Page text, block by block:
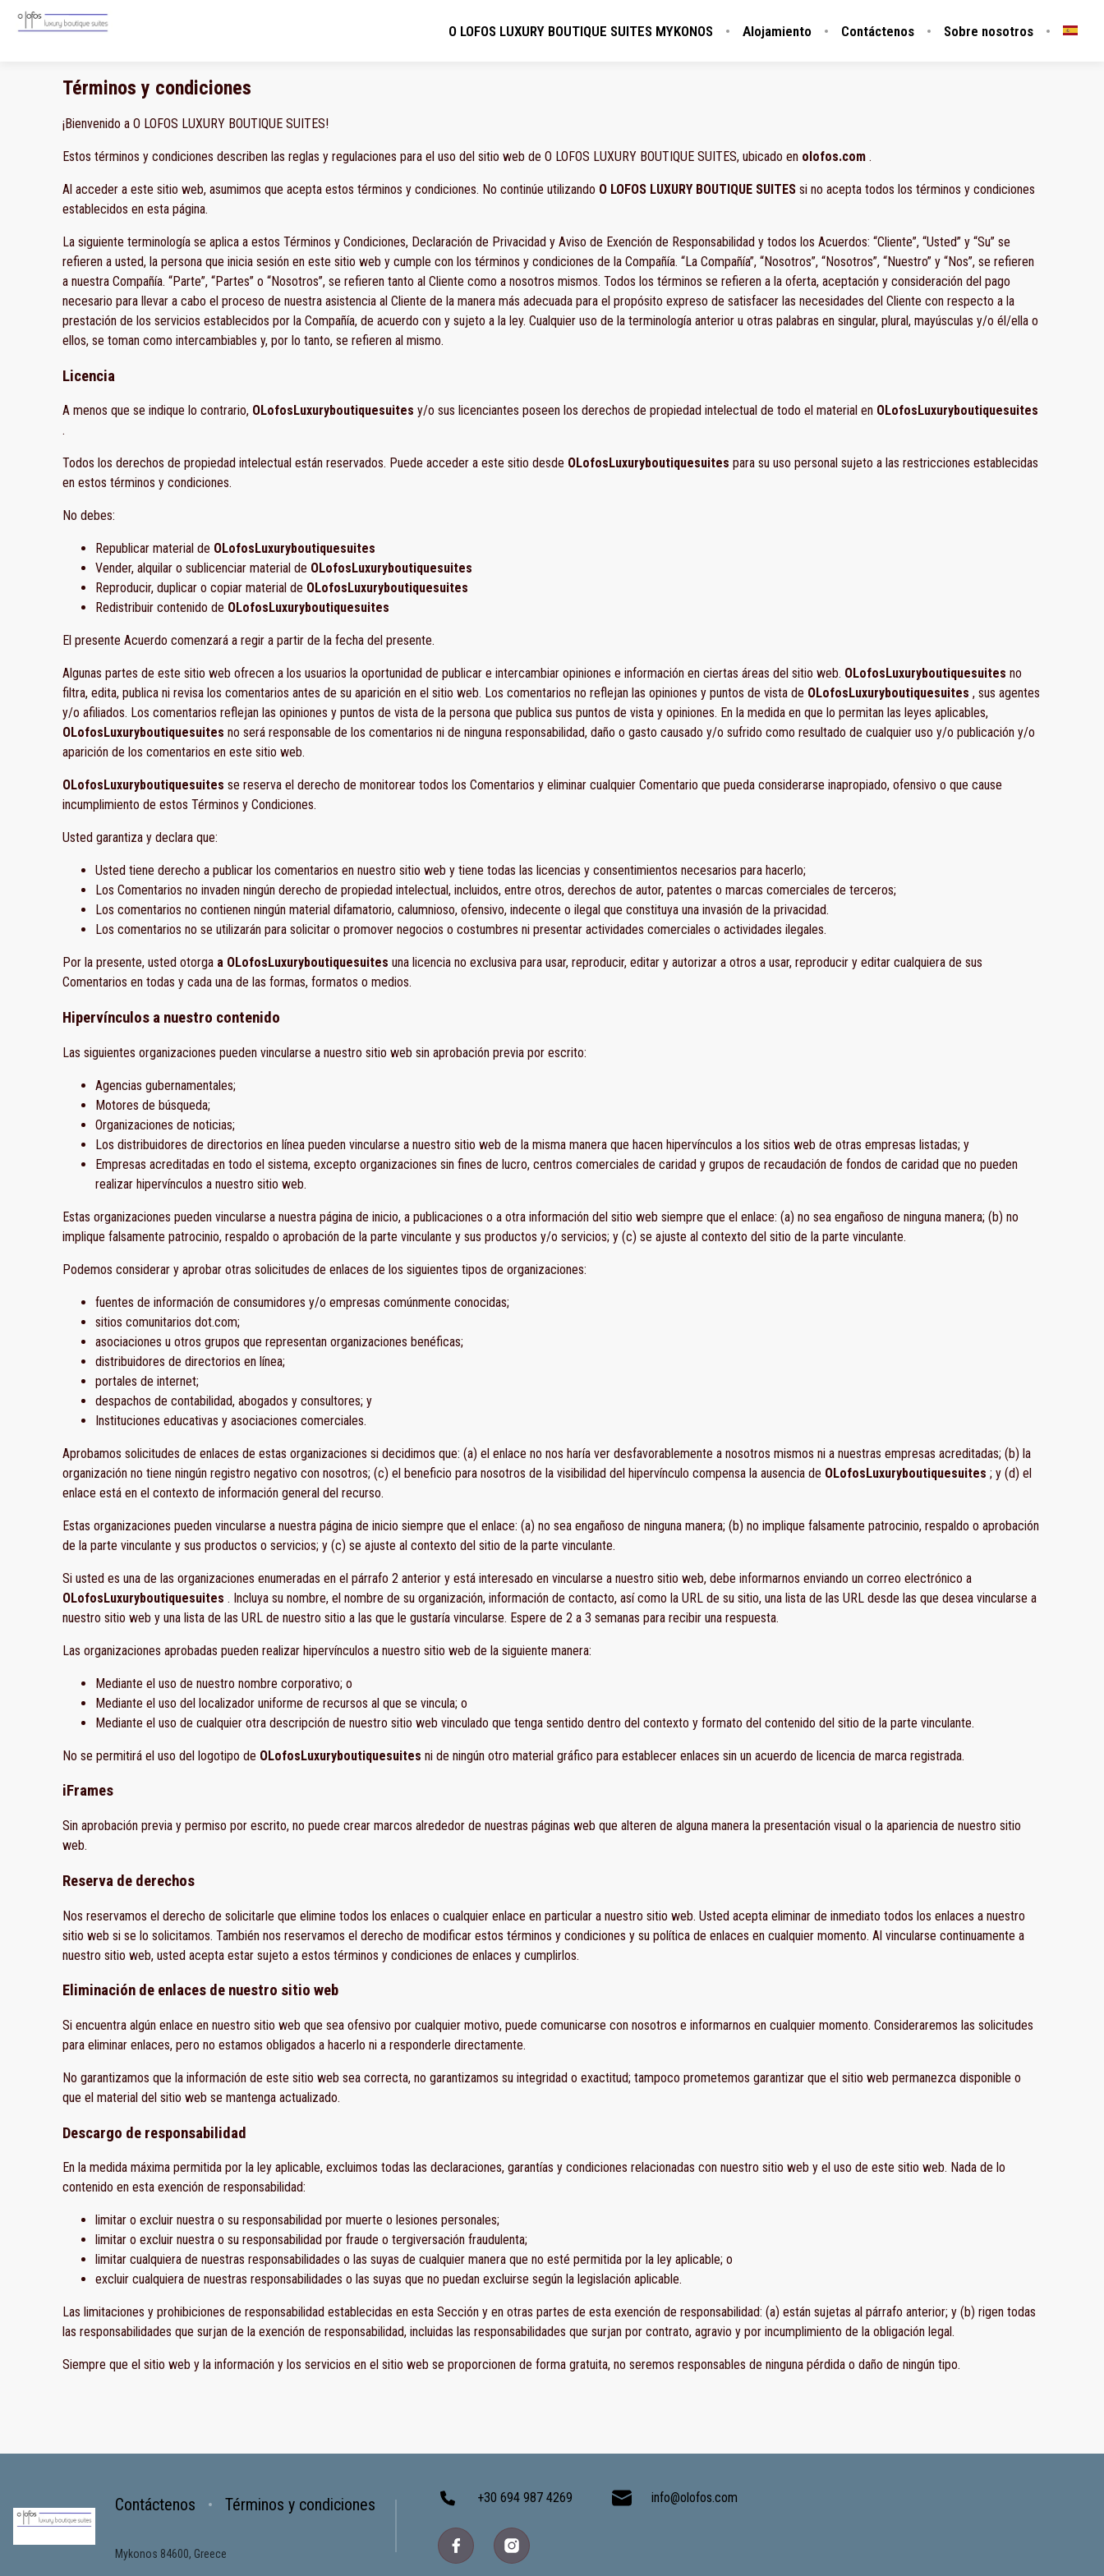
O LOFOS LUXURY BOUTIQUE SUITES MYKONOS Alojamiento Contáctenos Sobre nosotros
Términos y condiciones
¡Bienvenido a O LOFOS LUXURY BOUTIQUE SUITES!
Estos términos y condiciones describen las reglas y regulaciones para el uso del sitio web de O LOFOS LUXURY BOUTIQUE SUITES, ubicado en olofos.com .
Al acceder a este sitio web, asumimos que acepta estos términos y condiciones. No continúe utilizando O LOFOS LUXURY BOUTIQUE SUITES si no acepta todos los términos y condiciones
establecidos en esta página.
La siguiente terminología se aplica a estos Términos y Condiciones, Declaración de Privacidad y Aviso de Exención de Responsabilidad y todos los Acuerdos: “Cliente”, “Usted” y “Su” se
refieren a usted, la persona que inicia sesión en este sitio web y cumple con los términos y condiciones de la Compañía. “La Compañía”, “Nosotros”, “Nosotros”, “Nuestro” y “Nos”, se refieren
a nuestra Compañía. “Parte”, “Partes” o “Nosotros”, se refieren tanto al Cliente como a nosotros mismos. Todos los términos se refieren a la oferta, aceptación y consideración del pago
necesario para llevar a cabo el proceso de nuestra asistencia al Cliente de la manera más adecuada para el propósito expreso de satisfacer las necesidades del Cliente con respecto a la
prestación de los servicios establecidos por la Compañía, de acuerdo con y sujeto a la ley. Cualquier uso de la terminología anterior u otras palabras en singular, plural, mayúsculas y/o él/ella o
ellos, se toman como intercambiables y, por lo tanto, se refieren al mismo.
Licencia
A menos que se indique lo contrario, OLofosLuxuryboutiquesuites y/o sus licenciantes poseen los derechos de propiedad intelectual de todo el material en OLofosLuxuryboutiquesuites
.
Todos los derechos de propiedad intelectual están reservados. Puede acceder a este sitio desde OLofosLuxuryboutiquesuites para su uso personal sujeto a las restricciones establecidas
en estos términos y condiciones.
No debes:
Republicar material de OLofosLuxuryboutiquesuites
Vender, alquilar o sublicenciar material de OLofosLuxuryboutiquesuites
Reproducir, duplicar o copiar material de OLofosLuxuryboutiquesuites
Redistribuir contenido de OLofosLuxuryboutiquesuites
El presente Acuerdo comenzará a regir a partir de la fecha del presente.
Algunas partes de este sitio web ofrecen a los usuarios la oportunidad de publicar e intercambiar opiniones e información en ciertas áreas del sitio web. OLofosLuxuryboutiquesuites no
filtra, edita, publica ni revisa los comentarios antes de su aparición en el sitio web. Los comentarios no reflejan las opiniones y puntos de vista de OLofosLuxuryboutiquesuites , sus agentes
y/o afiliados. Los comentarios reflejan las opiniones y puntos de vista de la persona que publica sus puntos de vista y opiniones. En la medida en que lo permitan las leyes aplicables,
OLofosLuxuryboutiquesuites no será responsable de los comentarios ni de ninguna responsabilidad, daño o gasto causado y/o sufrido como resultado de cualquier uso y/o publicación y/o
aparición de los comentarios en este sitio web.
OLofosLuxuryboutiquesuites se reserva el derecho de monitorear todos los Comentarios y eliminar cualquier Comentario que pueda considerarse inapropiado, ofensivo o que cause
incumplimiento de estos Términos y Condiciones.
Usted garantiza y declara que:
Usted tiene derecho a publicar los comentarios en nuestro sitio web y tiene todas las licencias y consentimientos necesarios para hacerlo;
Los Comentarios no invaden ningún derecho de propiedad intelectual, incluidos, entre otros, derechos de autor, patentes o marcas comerciales de terceros;
Los comentarios no contienen ningún material difamatorio, calumnioso, ofensivo, indecente o ilegal que constituya una invasión de la privacidad.
Los comentarios no se utilizarán para solicitar o promover negocios o costumbres ni presentar actividades comerciales o actividades ilegales.
Por la presente, usted otorga a OLofosLuxuryboutiquesuites una licencia no exclusiva para usar, reproducir, editar y autorizar a otros a usar, reproducir y editar cualquiera de sus
Comentarios en todas y cada una de las formas, formatos o medios.
Hipervínculos a nuestro contenido
Las siguientes organizaciones pueden vincularse a nuestro sitio web sin aprobación previa por escrito:
Agencias gubernamentales;
Motores de búsqueda;
Organizaciones de noticias;
Los distribuidores de directorios en línea pueden vincularse a nuestro sitio web de la misma manera que hacen hipervínculos a los sitios web de otras empresas listadas; y
Empresas acreditadas en todo el sistema, excepto organizaciones sin fines de lucro, centros comerciales de caridad y grupos de recaudación de fondos de caridad que no pueden
realizar hipervínculos a nuestro sitio web.
Estas organizaciones pueden vincularse a nuestra página de inicio, a publicaciones o a otra información del sitio web siempre que el enlace: (a) no sea engañoso de ninguna manera; (b) no
implique falsamente patrocinio, respaldo o aprobación de la parte vinculante y sus productos y/o servicios; y (c) se ajuste al contexto del sitio de la parte vinculante.
Podemos considerar y aprobar otras solicitudes de enlaces de los siguientes tipos de organizaciones:
fuentes de información de consumidores y/o empresas comúnmente conocidas;
sitios comunitarios dot.com;
asociaciones u otros grupos que representan organizaciones benéficas;
distribuidores de directorios en línea;
portales de internet;
despachos de contabilidad, abogados y consultores; y
Instituciones educativas y asociaciones comerciales.
Aprobamos solicitudes de enlaces de estas organizaciones si decidimos que: (a) el enlace no nos haría ver desfavorablemente a nosotros mismos ni a nuestras empresas acreditadas; (b) la
organización no tiene ningún registro negativo con nosotros; (c) el beneficio para nosotros de la visibilidad del hipervínculo compensa la ausencia de OLofosLuxuryboutiquesuites ; y (d) el
enlace está en el contexto de información general del recurso.
Estas organizaciones pueden vincularse a nuestra página de inicio siempre que el enlace: (a) no sea engañoso de ninguna manera; (b) no implique falsamente patrocinio, respaldo o aprobación
de la parte vinculante y sus productos o servicios; y (c) se ajuste al contexto del sitio de la parte vinculante.
Si usted es una de las organizaciones enumeradas en el párrafo 2 anterior y está interesado en vincularse a nuestro sitio web, debe informarnos enviando un correo electrónico a
OLofosLuxuryboutiquesuites . Incluya su nombre, el nombre de su organización, información de contacto, así como la URL de su sitio, una lista de las URL desde las que desea vincularse a
nuestro sitio web y una lista de las URL de nuestro sitio a las que le gustaría vincularse. Espere de 2 a 3 semanas para recibir una respuesta.
Las organizaciones aprobadas pueden realizar hipervínculos a nuestro sitio web de la siguiente manera:
Mediante el uso de nuestro nombre corporativo; o
Mediante el uso del localizador uniforme de recursos al que se vincula; o
Mediante el uso de cualquier otra descripción de nuestro sitio web vinculado que tenga sentido dentro del contexto y formato del contenido del sitio de la parte vinculante.
No se permitirá el uso del logotipo de OLofosLuxuryboutiquesuites ni de ningún otro material gráfico para establecer enlaces sin un acuerdo de licencia de marca registrada.
iFrames
Sin aprobación previa y permiso por escrito, no puede crear marcos alrededor de nuestras páginas web que alteren de alguna manera la presentación visual o la apariencia de nuestro sitio
web.
Reserva de derechos
Nos reservamos el derecho de solicitarle que elimine todos los enlaces o cualquier enlace en particular a nuestro sitio web. Usted acepta eliminar de inmediato todos los enlaces a nuestro
sitio web si se lo solicitamos. También nos reservamos el derecho de modificar estos términos y condiciones y su política de enlaces en cualquier momento. Al vincularse continuamente a
nuestro sitio web, usted acepta estar sujeto a estos términos y condiciones de enlaces y cumplirlos.
Eliminación de enlaces de nuestro sitio web
Si encuentra algún enlace en nuestro sitio web que sea ofensivo por cualquier motivo, puede comunicarse con nosotros e informarnos en cualquier momento. Consideraremos las solicitudes
para eliminar enlaces, pero no estamos obligados a hacerlo ni a responderle directamente.
No garantizamos que la información de este sitio web sea correcta, no garantizamos su integridad o exactitud; tampoco prometemos garantizar que el sitio web permanezca disponible o
que el material del sitio web se mantenga actualizado.
Descargo de responsabilidad
En la medida máxima permitida por la ley aplicable, excluimos todas las declaraciones, garantías y condiciones relacionadas con nuestro sitio web y el uso de este sitio web. Nada de lo
contenido en esta exención de responsabilidad:
limitar o excluir nuestra o su responsabilidad por muerte o lesiones personales;
limitar o excluir nuestra o su responsabilidad por fraude o tergiversación fraudulenta;
limitar cualquiera de nuestras responsabilidades o las suyas de cualquier manera que no esté permitida por la ley aplicable; o
excluir cualquiera de nuestras responsabilidades o las suyas que no puedan excluirse según la legislación aplicable.
Las limitaciones y prohibiciones de responsabilidad establecidas en esta Sección y en otras partes de esta exención de responsabilidad: (a) están sujetas al párrafo anterior; y (b) rigen todas
las responsabilidades que surjan de la exención de responsabilidad, incluidas las responsabilidades que surjan por contrato, agravio y por incumplimiento de la obligación legal.
Siempre que el sitio web y la información y los servicios en el sitio web se proporcionen de forma gratuita, no seremos responsables de ninguna pérdida o daño de ningún tipo.
Contáctenos Términos y condiciones
Mykonos 84600, Greece
+30 694 987 4269 info@olofos.com